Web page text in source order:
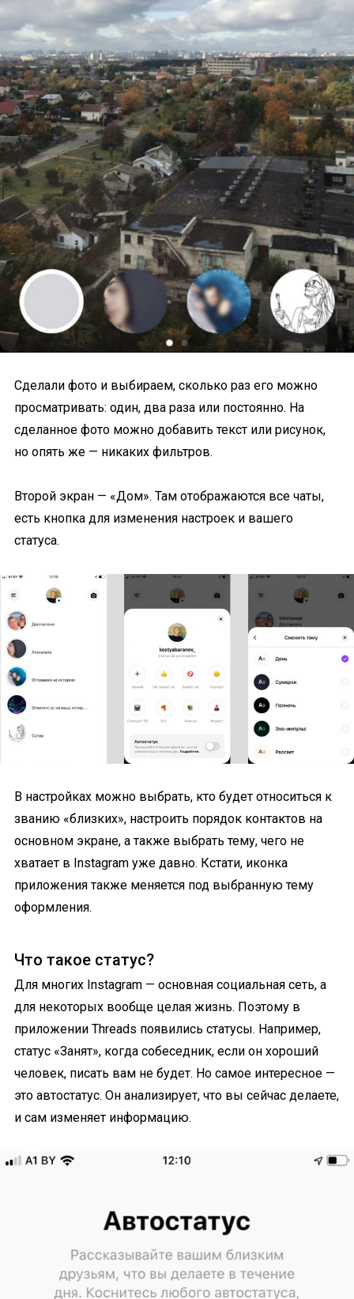
Сделали фото и выбираем, сколько раз его можно
просматривать: один, два раза или постоянно. На
сделанное фото можно добавить текст или рисунок,
но опять же — никаких фильтров.
Второй экран — «Дом». Там отображаются все чаты,
есть кнопка для изменения настроек и вашего
статуса.
В настройках можно выбрать, кто будет относиться к
званию «близких», настроить порядок контактов на
основном экране, а также выбрать тему, чего не
хватает в Instagram уже давно. Кстати, иконка
приложения также меняется под выбранную тему
оформления.
Что такое статус?
Для многих Instagram — основная социальная сеть, а
для некоторых вообще целая жизнь. Поэтому в
приложении Threads появились статусы. Например,
статус «Занят», когда собеседник, если он хороший
человек, писать вам не будет. Но самое интересное —
это автостатус. Он анализирует, что вы сейчас делаете,
и сам изменяет информацию.